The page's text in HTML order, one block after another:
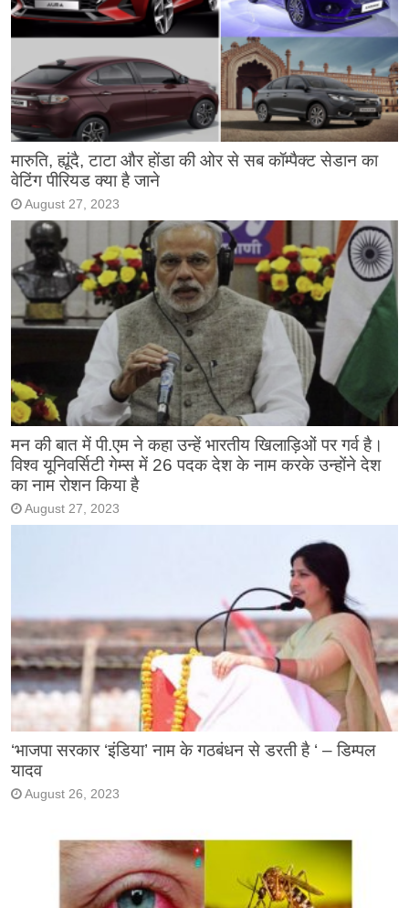
मारुति, ह्यूंदै, टाटा और होंडा की ओर से सब कॉम्पैक्ट सेडान का
वेटिंग पीरियड क्या है जाने
August 27, 2023
मन की बात में पी.एम ने कहा उन्हें भारतीय खिलाड़िओं पर गर्व है।
विश्व यूनिवर्सिटी गेम्स में 26 पदक देश के नाम करके उन्होंने देश
का नाम रोशन किया है
August 27, 2023
‘भाजपा सरकार ‘इंडिया’ नाम के गठबंधन से डरती है ‘ – डिम्पल
यादव
August 26, 2023